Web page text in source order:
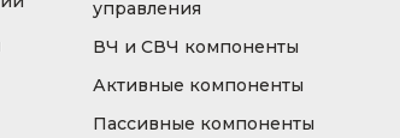
управления
ВЧ и СВЧ компоненты
Активные компоненты
Пассивные компоненты